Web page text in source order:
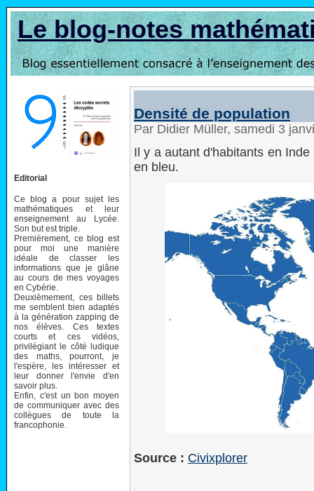
Le blog-notes
Editorial
Ce blog a pour sujet les
mathématiques et leur
enseignement au Lycée.
Son but est triple.
Premièrement, ce blog est
pour moi une manière
idéale de classer les
informations que je glâne
au cours de mes voyages
en Cybérie.
Deuxièmement, ces billets
me semblent bien adaptés
à la génération zapping de
nos élèves. Ces textes
courts et ces vidéos,
privilégiant le côté ludique
des maths, pourront, je
l'espère, les intéresser et
leur donner l'envie d'en
savoir plus.
Enfin, c'est un bon moyen
de communiquer avec des
collègues de toute la
francophonie.
Densité de population
Par Didier Müller, samedi 3
Il y a autant d'habitants en
en bleu.
Source : Civixplorer